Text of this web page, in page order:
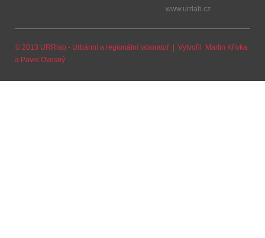
www.urrlab.cz
© 2013 URRlab - Urbánní a regionální laboratoř | Vytvořil
Martin Křivka
a Pavel Ovesný